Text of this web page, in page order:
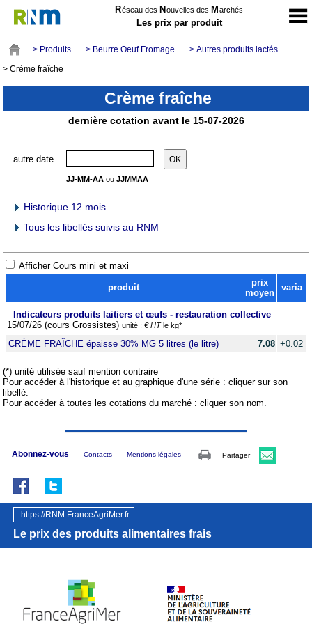
Réseau des N ouvelles des M archés
Les prix par produit
> Produits > Beurre Oeuf Fromage
> Autres produits lactés
> Crème fraîche
Crème fraîche
dernière cotation avant le 15-07-2026
autre date
JJ-MM-AA ou JJMMAA
Historique 12 mois
Tous les libellés suivis au RNM
Afficher Cours mini et maxi
produit
prix
moyen
varia
Indicateurs produits laitiers et œufs - restauration collective
15/07/26 (cours Grossistes) unité : € HTle kg*
CRÈME FRAÎCHE épaisse 30% MG 5 litres (le litre) 7.08 +0.02
(*) unité utilisée sauf mention contraire
Pour accéder à l'historique et au graphique d'une série : cliquer sur son
libellé.
Pour accéder à toutes les cotations du marché : cliquer son nom.
Abonnez-vous Contacts Mentions légales Partager
https://RNM.FranceAgriMer.fr
Le prix des produits alimentaires frais